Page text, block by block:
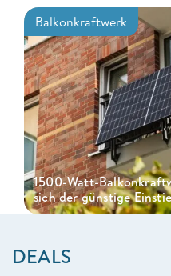
Balkonkraftwerk
1500-Watt-
sich der günstige
DEALS